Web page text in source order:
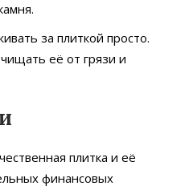
за плиткой просто.
её от грязи и
плитка и её
финансовых